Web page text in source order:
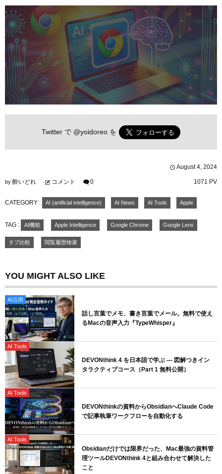
Twitter で @yoidoreo を
August 4, 2024
by 酔いどれ コメント 0 1071 PV
CATEGORY : AI (artificial intelligence) AI News AI Tools Apple
TAG : AI機能 Apple Intelligence Google Chrome Google Lens
タブ比較 閲覧履歴検索
YOU MIGHT ALSO LIKE
AI活用
話し言葉でメモ、書き言葉でメール。無料で使え
るMacの音声入力『TypeWhisper』
AI Tools
DEVONthink 4 を日本語で学ぶ — 図解つきイン
タラクティブコース（Part 1 無料公開）
AI Tools
DEVONthinkの資料からObsidianへClaude Code
で記事執筆ワークフローを自動化する
AI Tools
Obsidianだけでは限界だった、Mac最強の資料管
理ツールDEVONthink 4と組み合わせて解決した
こと